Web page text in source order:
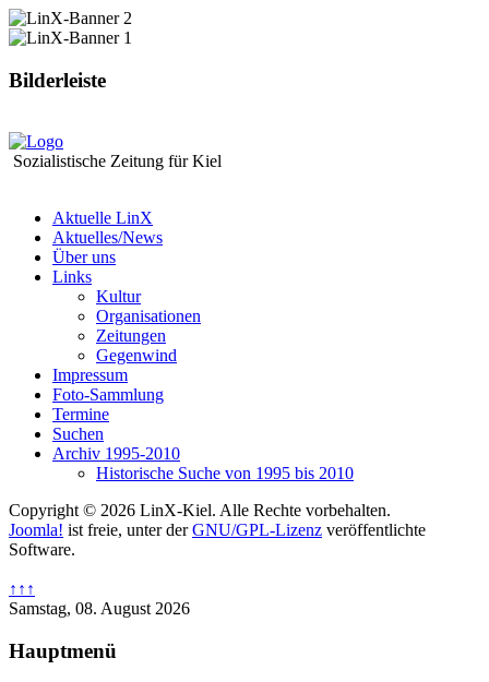
Bilderleiste
Sozialistische Zeitung für Kiel
Aktuelle LinX
Aktuelles/News
Über uns
Links
Kultur
Organisationen
Zeitungen
Gegenwind
Impressum
Foto-Sammlung
Termine
Suchen
Archiv 1995-2010
Historische Suche von 1995 bis 2010
Copyright © 2026 LinX-Kiel. Alle Rechte vorbehalten.
Joomla! ist freie, unter derGNU/GPL-Lizenz veröffentlichte
Software.
↑↑↑
Samstag, 08. August 2026
Hauptmenü